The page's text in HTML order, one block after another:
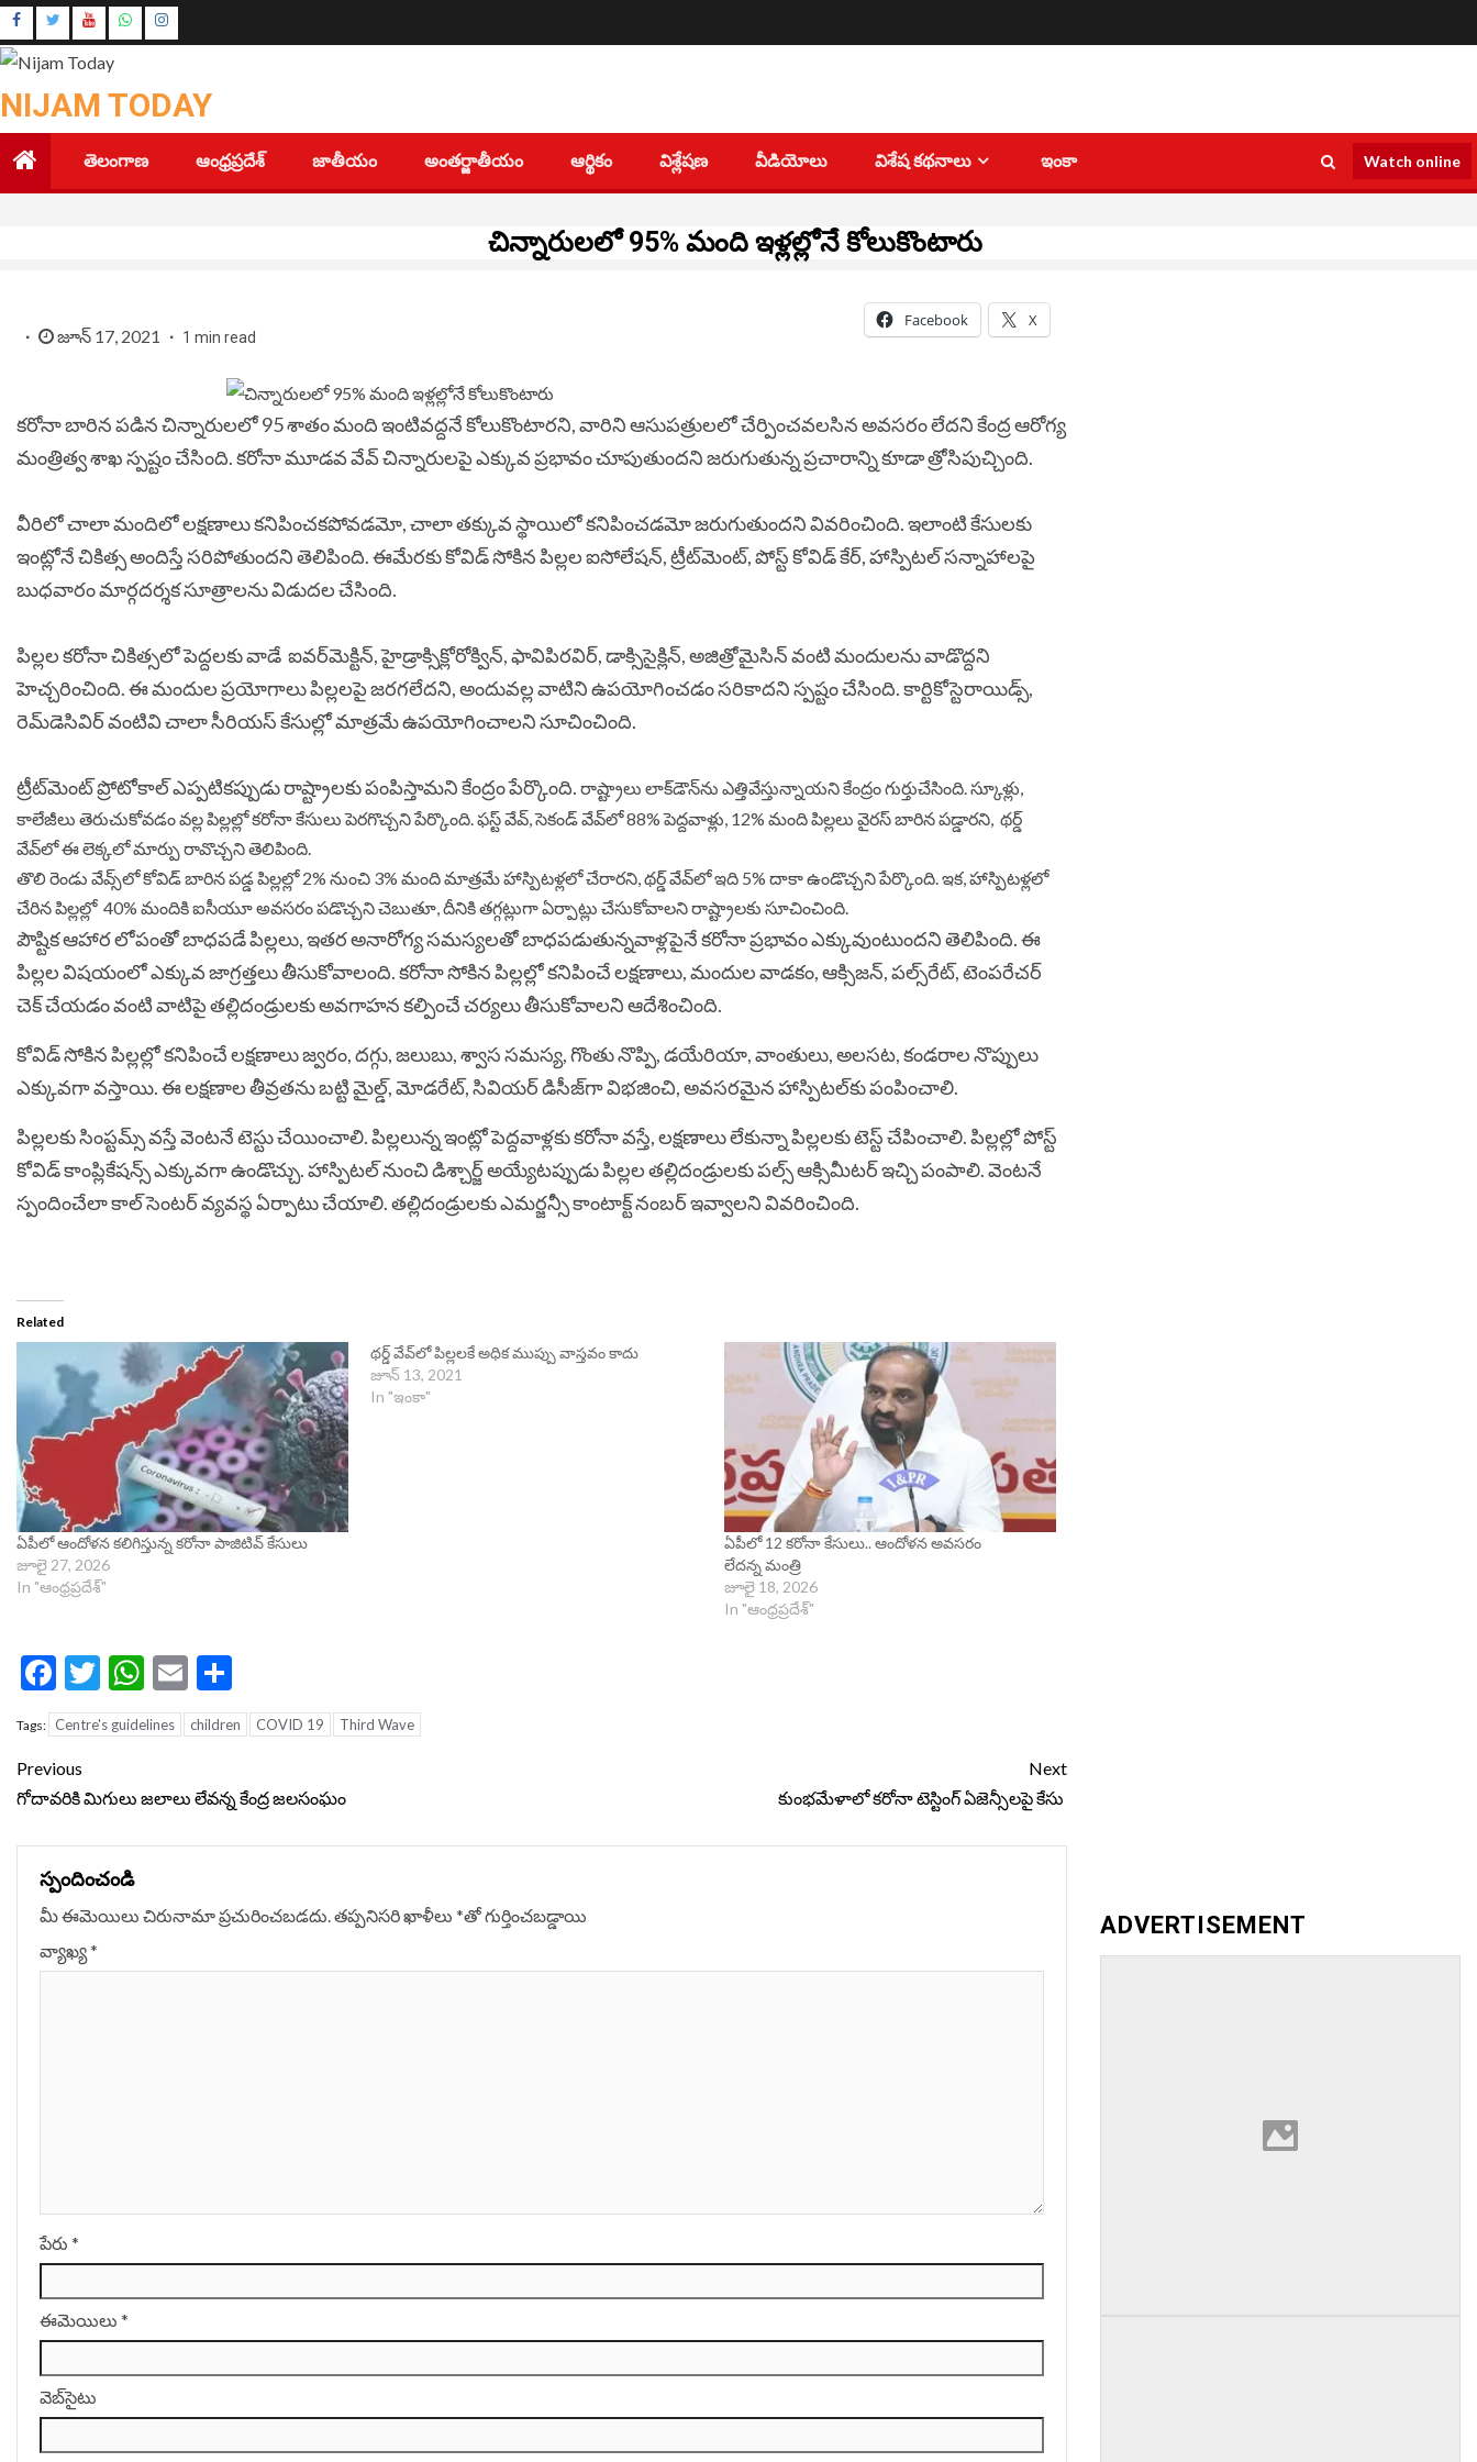
Skip
to
content
Youtube
Instagram
NIJAM TODAY
తెలంగాణ ఆంధ్రప్రదేశ్ జాతీయం అంతర్జాతీయం ఆర్థికం విశ్లేషణ వీడియోలు విశేష కథనాలు ఇంకా Watch online
చిన్నారులలో 95% మంది ఇళ్లల్లోనే కోలుకొంటారు
జూన్ 17, 2021 1 min read
Facebook X
కరోనా బారిన పడిన చిన్నారులలో 95 శాతం మంది ఇంటివద్దనే కోలుకొంటారని, వారిని ఆసుపత్రులలో చేర్పించవలసిన అవసరం లేదని కేంద్ర ఆరోగ్య
మంత్రిత్వ శాఖ స్పష్టం చేసింది. కరోనా మూడవ వేవ్ చిన్నారులపై ఎక్కువ ప్రభావం చూపుతుందని జరుగుతున్న ప్రచారాన్ని కూడా త్రోసిపుచ్చింది.
వీరిలో చాలా మందిలో లక్షణాలు కనిపించకపోవడమో, చాలా తక్కువ స్థాయిలో కనిపించడమో జరుగుతుందని వివరించింది. ఇలాంటి కేసులకు
ఇంట్లోనే చికిత్స ​అందిస్తే సరిపోతుందని తెలిపింది. ఈమేరకు కోవిడ్ సోకిన పిల్లల ఐసోలేషన్‌‌, ట్రీట్‌‌మెంట్‌‌, పోస్ట్ కోవిడ్ కేర్‌‌‌‌, హాస్పిటల్‌‌ సన్నాహాలపై
బుధవారం మార్గదర్శక సూత్రాలను విడుదల చేసింది.
పిల్లల కరోనా చికిత్సలో పెద్దలకు వాడే ఐవర్‌‌‌‌మెక్టిన్‌‌, హైడ్రాక్సిక్లోరోక్విన్, ఫావిపిరవిర్‌‌‌‌, డాక్సిసైక్లిన్‌‌, అజిత్రోమైసిన్‌‌ వంటి మందులను వాడొద్దని
హెచ్చరించింది. ఈ మందుల ప్రయోగాలు పిల్లలపై జరగలేదని, అందువల్ల వాటిని ఉపయోగించడం సరికాదని స్పష్టం చేసింది. కార్టికోస్టెరాయిడ్స్‌‌,
రెమ్‌‌డెసివిర్ వంటివి చాలా సీరియస్‌‌ కేసుల్లో మాత్రమే ఉపయోగించాలని సూచించింది.
ట్రీట్‌‌మెంట్‌‌ ప్రోటోకాల్‌‌ ఎప్పటికప్పుడు రాష్ట్రాలకు పంపిస్తామని కేంద్రం పేర్కొంది. రాష్ట్రాలు లాక్​డౌన్​ను ఎత్తివేస్తున్నాయని కేంద్రం గుర్తుచేసింది. స్కూళ్లు,
కాలేజీలు తెరుచుకోవడం వల్ల పిల్లల్లో కరోనా కేసులు పెరగొచ్చని పేర్కొంది. ఫస్ట్ వేవ్‌‌, సెకండ్‌‌ వేవ్‌‌లో 88% పెద్దవాళ్లు, 12% మంది పిల్లలు వైరస్ బారిన పడ్డారని, థర్డ్
వేవ్‌‌లో ఈ లెక్కలో మార్పు రావొచ్చని తెలిపింది.
తొలి రెండు వేవ్స్‌‌లో కోవిడ్ బారిన పడ్డ పిల్లల్లో 2% నుంచి 3% మంది మాత్రమే హాస్పిటళ్లలో చేరారని, థర్డ్‌‌ వేవ్‌‌లో ఇది 5% దాకా ఉండొచ్చని పేర్కొంది. ఇక, హాస్పిటళ్లలో
చేరిన పిల్లల్లో 40% మందికి ఐసీయూ అవసరం పడొచ్చని చెబుతూ, దీనికి తగ్గట్లుగా ఏర్పాట్లు చేసుకోవాలని రాష్ట్రాలకు సూచించింది.
పౌష్టిక ఆహార లోపంతో బాధపడే పిల్లలు, ఇతర అనారోగ్య సమస్యలతో బాధపడుతున్నవాళ్లపైనే కరోనా ప్రభావం ఎక్కువుంటుందని తెలిపింది. ఈ
పిల్లల విషయంలో ఎక్కువ జాగ్రత్తలు తీసుకోవాలంది. కరోనా సోకిన పిల్లల్లో కనిపించే లక్షణాలు, మందుల వాడకం, ఆక్సిజన్, పల్స్‌‌రేట్‌‌, టెంపరేచర్
చెక్ చేయడం వంటి వాటిపై తల్లిదండ్రులకు అవగాహన కల్పించే చర్యలు తీసుకోవాలని ఆదేశించింది.
కోవిడ్ సోకిన పిల్లల్లో కనిపించే లక్షణాలు జ్వరం, దగ్గు, జలుబు, శ్వాస సమస్య, గొంతు నొప్పి, డయేరియా, వాంతులు, అలసట, కండరాల నొప్పులు
ఎక్కువగా వస్తాయి. ఈ లక్షణాల తీవ్రతను బట్టి మైల్డ్, మోడరేట్, సివియర్ డిసీజ్‌‌గా విభజించి, అవసరమైన హాస్పిటల్‌‌కు పంపించాలి.
పిల్లలకు సింప్టమ్స్ వస్తే వెంటనే టెస్టు చేయించాలి. పిల్లలున్న ఇంట్లో పెద్దవాళ్లకు కరోనా వస్తే, లక్షణాలు లేకున్నా పిల్లలకు టెస్ట్ చేపించాలి. పిల్లల్లో పోస్ట్
కోవిడ్ కాంప్లికేషన్స్ ఎక్కువగా ఉండొచ్చు. హాస్పిటల్ నుంచి డిశ్చార్జ్ అయ్యేటప్పుడు పిల్లల తల్లిదండ్రులకు పల్స్ ఆక్సిమీటర్ ఇచ్చి పంపాలి. వెంటనే
స్పందించేలా కాల్‌‌ సెంటర్ వ్యవస్థ ఏర్పాటు చేయాలి. తల్లిదండ్రులకు ఎమర్జన్సీ కాంటాక్ట్ నంబర్ ఇవ్వాలని వివరించింది.
Related
ఏపీలో ఆందోళన కలిగిస్తున్న కరోనా పాజిటివ్ కేసులు
జూలై 27, 2026
In "ఆంధ్రప్రదేశ్"
థర్డ్‌ వేవ్‌లో పిల్లలకే అధిక ముప్పు వాస్తవం కాదు
జూన్ 13, 2021
In "ఇంకా"
ఏపీలో 12 కరోనా కేసులు.. ఆందోళన అవసరం
లేదన్న మంత్రి
జూలై 18, 2026
In "ఆంధ్రప్రదేశ్"
Facebook
Twitter
WhatsApp
Email
Tags: Centre's guidelines children COVID 19 Third Wave
Continue
Reading
Previous
గోదావరికి మిగులు జలాలు లేవన్న కేంద్ర జలసంఘం
Next
కుంభ‌మేళాలో క‌రోనా టెస్టింగ్ ఏజెన్సీలపై కేసు
స్పందించండి
మీ ఈమెయిలు చిరునామా ప్రచురించబడదు.తప్పనిసరి ఖాళీలు *‌తో గుర్తించబడ్డాయి
వ్యాఖ్య*
పేరు *
ఈమెయిలు *
వెబ్‌సైటు
ADVERTISEMENT